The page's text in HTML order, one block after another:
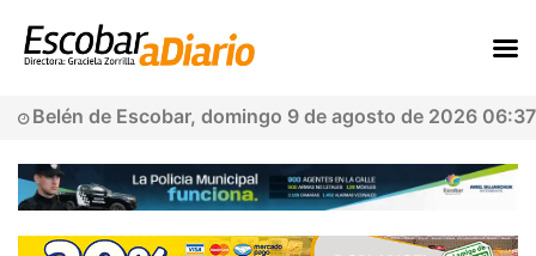
Belén de Escobar, domingo 9 de agosto de 2026 06:37